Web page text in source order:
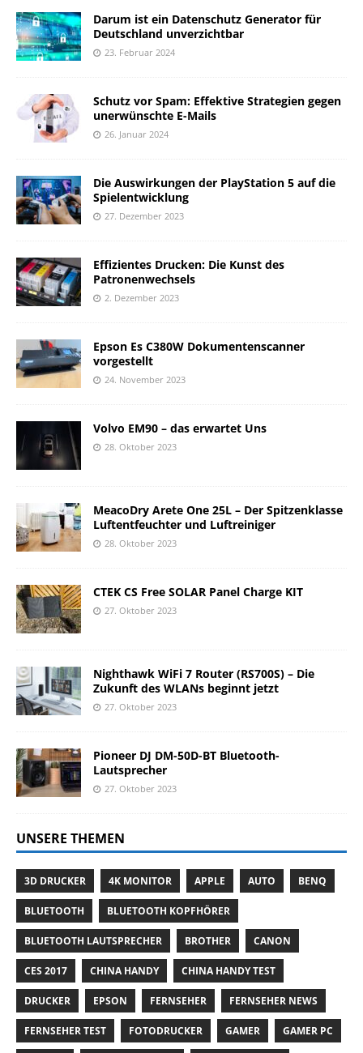
Darum ist ein Datenschutz Generator für
Deutschland unverzichtbar
23. Februar 2024
Schutz vor Spam: Effektive Strategien gegen
unerwünschte E-Mails
26. Januar 2024
Die Auswirkungen der PlayStation 5 auf die
Spielentwicklung
27. Dezember 2023
Effizientes Drucken: Die Kunst des
Patronenwechsels
2. Dezember 2023
Epson Es C380W Dokumentenscanner
vorgestellt
24. November 2023
Volvo EM90 – das erwartet Uns
28. Oktober 2023
MeacoDry Arete One 25L – Der Spitzenklasse
Luftentfeuchter und Luftreiniger
28. Oktober 2023
CTEK CS Free SOLAR Panel Charge KIT
27. Oktober 2023
Nighthawk WiFi 7 Router (RS700S) – Die
Zukunft des WLANs beginnt jetzt
27. Oktober 2023
Pioneer DJ DM-50D-BT Bluetooth-
Lautsprecher
27. Oktober 2023
UNSERE THEMEN
3D DRUCKER 4K MONITOR APPLE AUTO BENQ
BLUETOOTH BLUETOOTH KOPFHÖRER
BLUETOOTH LAUTSPRECHER BROTHER CANON
CES 2017 CHINA HANDY CHINA HANDY TEST
DRUCKER EPSON FERNSEHER FERNSEHER NEWS
FERNSEHER TEST FOTODRUCKER GAMER GAMER PC